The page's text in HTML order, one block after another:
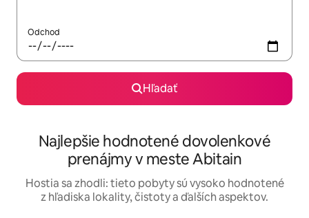
Odchod
Hľadať
Najlepšie hodnotené dovolenkové
prenájmy v meste Abitain
Hostia sa zhodli: tieto pobyty sú vysoko hodnotené
z hľadiska lokality, čistoty a ďalších aspektov.